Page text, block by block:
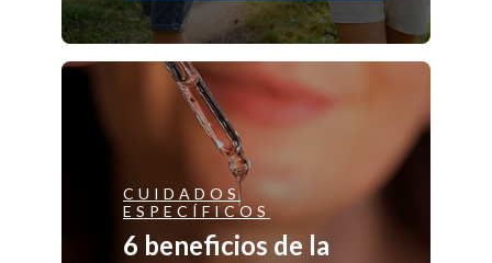
CUIDADOS
ESPECÍFICOS
6 beneficios de la